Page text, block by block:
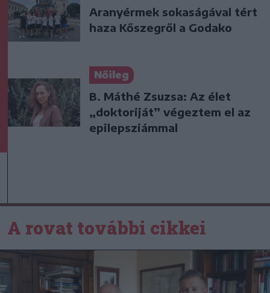
Aranyérmek sokaságával tért
haza Kőszegről a Godako
Nőileg
B. Máthé Zsuzsa: Az élet
„doktoriját” végeztem el az
epilepsziámmal
A rovat további cikkei